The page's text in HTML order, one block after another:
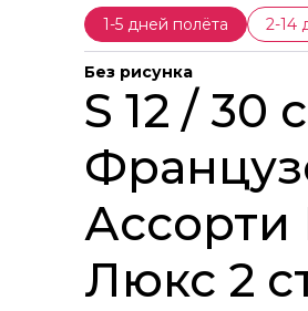
1-5 дней полёта 2-14
Без рисунка
S 12 / 30
Ассорти
Люкс 2